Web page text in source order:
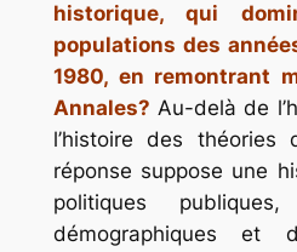
historique, qui
populations des
1980, en remontrant
Annales? Au-delà de
l’histoire des théories
réponse suppose une
politiques
démographiques et